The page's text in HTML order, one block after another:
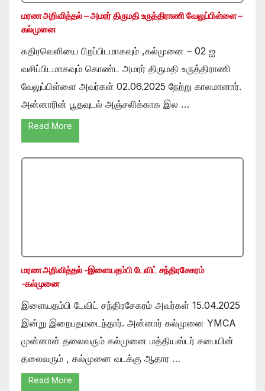
மரண அறிவித்தல் – அமரர் திருமதி உருத்திராணி வேலுப்பிள்ளை –
கல்முனை
கதிரவெளியை பிறப்பிடமாகவும் ,கல்முனை – 02 ஐ
வசிப்பிடமாகவும் கொண்ட அமரர் திருமதி உருத்திராணி
வேலுப்பிள்ளை அவர்கள் 02.06.2025 நேற்று காலமானார்.
அன்னாரின் பூதவுடல் அஞ்சலிக்காக இல …
Read More
மரண அறிவித்தல் -இளையதம்பி டேவிட் சந்திரசேகரம்
-கல்முனை
இளையதம்பி டேவிட் சந்திரசேகரம் அவர்கள் 15.04.2025
இன்று இறைபதமடைந்தார். அன்னார் கல்முனை YMCA
முன்னாள் தலைவரும் கல்முனை மத்தியஸ்டர் சபையின்
தலைவரும் , கல்முனை வடக்கு ஆதார …
Read More